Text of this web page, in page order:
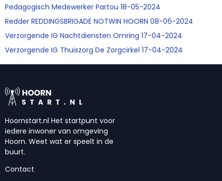
Pedagogisch Medewerker Partou 18-05-2024
Redder REDDINGSBRIGADE NOTWIN HOORN 08-06-2024
Verzorgende IG Nachtdiensten Omring 17-04-2024
Verzorgende IG Thuiszorg De Zorgcirkel 17-04-2024
Hoornstart.nl Het startpunt voor
iedere inwoner van omgeving
Hoorn. Weet wat er speelt in de
buurt.
Contact